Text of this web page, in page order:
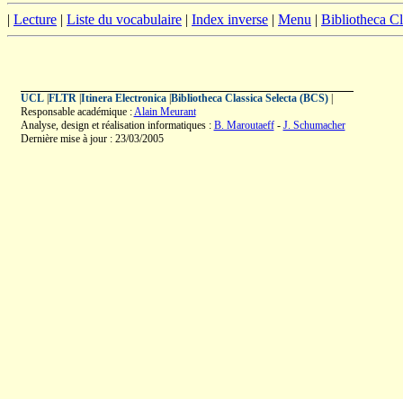
| Lecture | Liste du vocabulaire | Index inverse | Menu | Bibliotheca
UCL| FLTR| Itinera Electronica| Bibliotheca Classica Selecta (BCS)|
Responsable académique :Alain Meurant
Analyse, design et réalisation informatiques : B. Maroutaeff- J. Schumacher
Dernière mise à jour : 23/03/2005